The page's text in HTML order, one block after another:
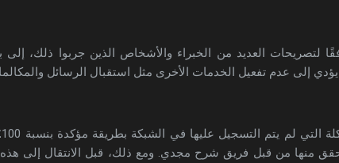
يؤدي إلى عدم تفعيل الخدمات الأخرى مثل استقبال الرسائل
منها من قبل فريق شرح مجدي. ومع ذلك، قبل الانتقال إلى